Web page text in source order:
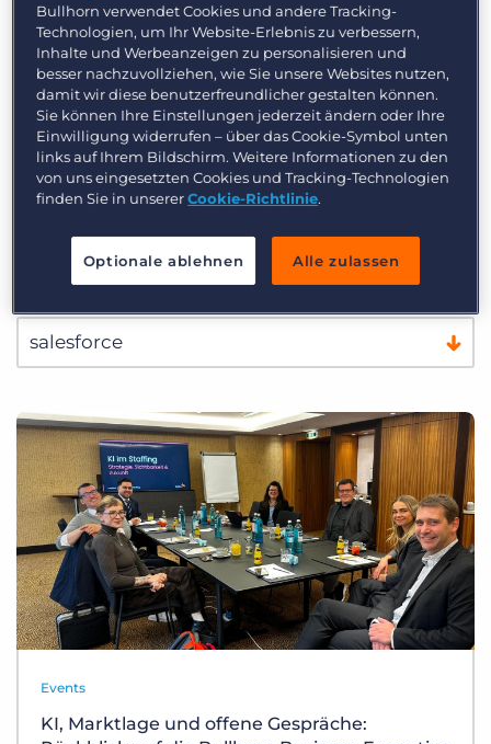
Sie diese fünf Tipps, wie Sie effektive
Personal- und Recruiting-Mails schreiben
können.
Events
KI, Marktlage und offene Gespräche:
Bullhorn verwendet Cookies und andere Tracking-
Technologien, um Ihr Website-Erlebnis zu verbessern,
Inhalte und Werbeanzeigen zu personalisieren und
besser nachzuvollziehen, wie Sie unsere Websites nutzen,
damit wir diese benutzerfreundlicher gestalten können.
Sie können Ihre Einstellungen jederzeit ändern oder Ihre
Einwilligung widerrufen – über das Cookie-Symbol unten
links auf Ihrem Bildschirm. Weitere Informationen zu den
von uns eingesetzten Cookies und Tracking-Technologien
finden Sie in unsererCookie-Richtlinie.
Optionale ablehnen Alle zulassen